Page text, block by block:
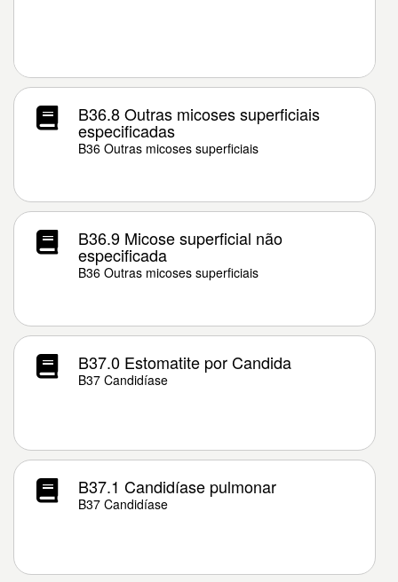
B36.8 Outras micoses superficiais
especificadas
B36 Outras micoses superficiais
B36.9 Micose superficial não
especificada
B36 Outras micoses superficiais
B37.0 Estomatite por Candida
B37 Candidíase
B37.1 Candidíase pulmonar
B37 Candidíase